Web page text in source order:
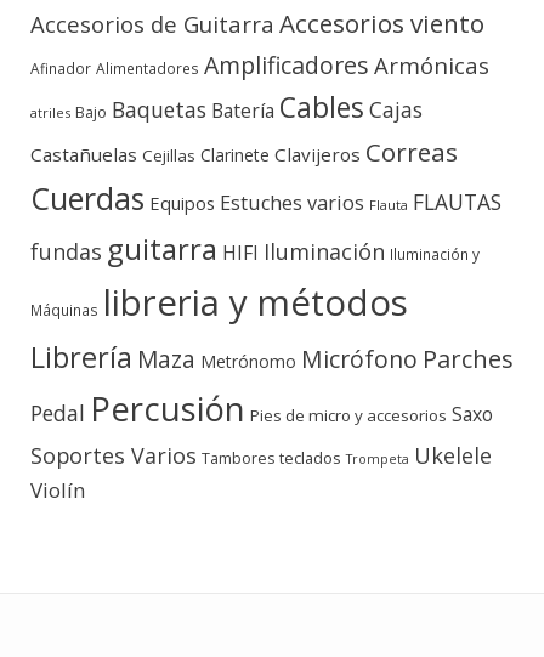
Accesorios de Guitarra Accesorios viento
Afinador Alimentadores Amplificadores Armónicas
atriles Bajo Baquetas Batería Cables Cajas
Castañuelas Cejillas Clarinete Clavijeros Correas
Cuerdas Equipos Estuches varios Flauta FLAUTAS
fundas guitarra HIFI Iluminación Iluminación y
Máquinas libreria y métodos
Librería Maza Metrónomo Micrófono Parches
Pedal Percusión Pies de micro y accesorios Saxo
Soportes Varios Tambores teclados Trompeta Ukelele
Violín